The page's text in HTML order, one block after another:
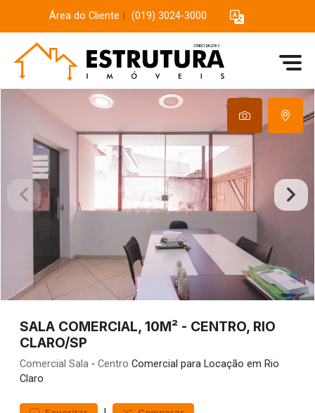
Área do Cliente (019) 3024-3000
SALA COMERCIAL, 10M² - CENTRO, RIO
CLARO/SP
Comercial Sala - Centro Comercial para Locação em Rio
Claro